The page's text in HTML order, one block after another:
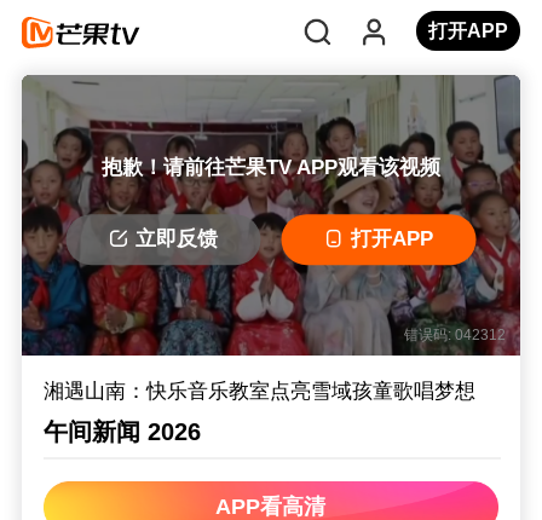
打开APP
抱歉！请前往芒果TV APP观看该视频
立即反馈 打开APP
错误码: 042312
湘遇山南：快乐音乐教室点亮雪域孩童歌唱梦想
午间新闻 2026
APP看高清